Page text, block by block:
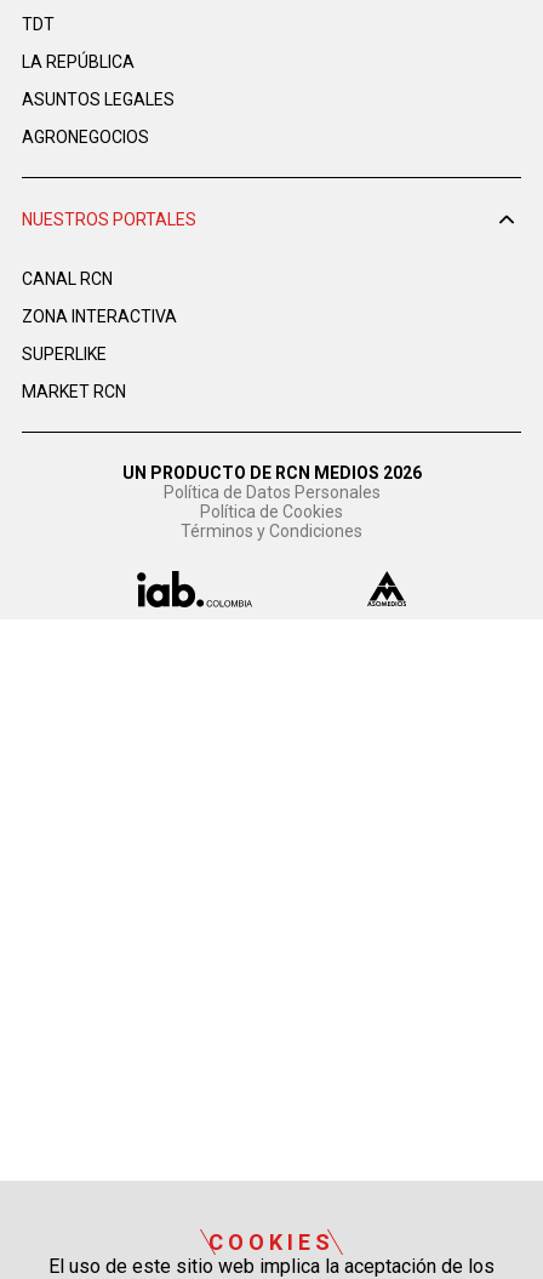
TDT
LA REPÚBLICA
ASUNTOS LEGALES
AGRONEGOCIOS
NUESTROS PORTALES
CANAL RCN
ZONA INTERACTIVA
SUPERLIKE
MARKET RCN
UN PRODUCTO DE RCN MEDIOS 2026
Política de Datos Personales
Política de Cookies
Términos y Condiciones
COOKIES
El uso de este sitio web implica la aceptación de los